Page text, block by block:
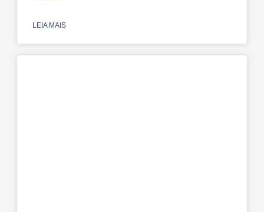
LEIA MAIS